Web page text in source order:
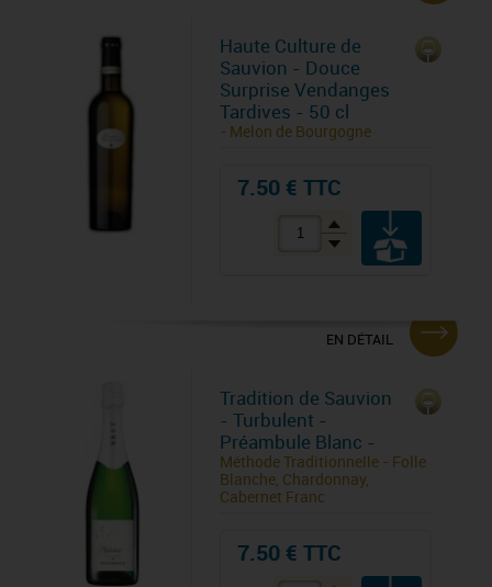
Haute Culture de
Sauvion - Douce
Surprise Vendanges
Tardives - 50 cl
- Melon de Bourgogne
7.50 € TTC
EN DÉTAIL
Tradition de Sauvion
- Turbulent -
Préambule Blanc -
Méthode Traditionnelle - Folle
Blanche, Chardonnay,
Cabernet Franc
7.50 € TTC